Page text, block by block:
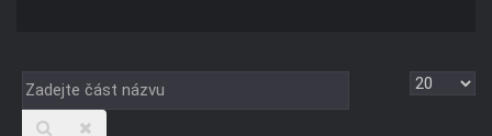
Zadejte
část
Zobrazit